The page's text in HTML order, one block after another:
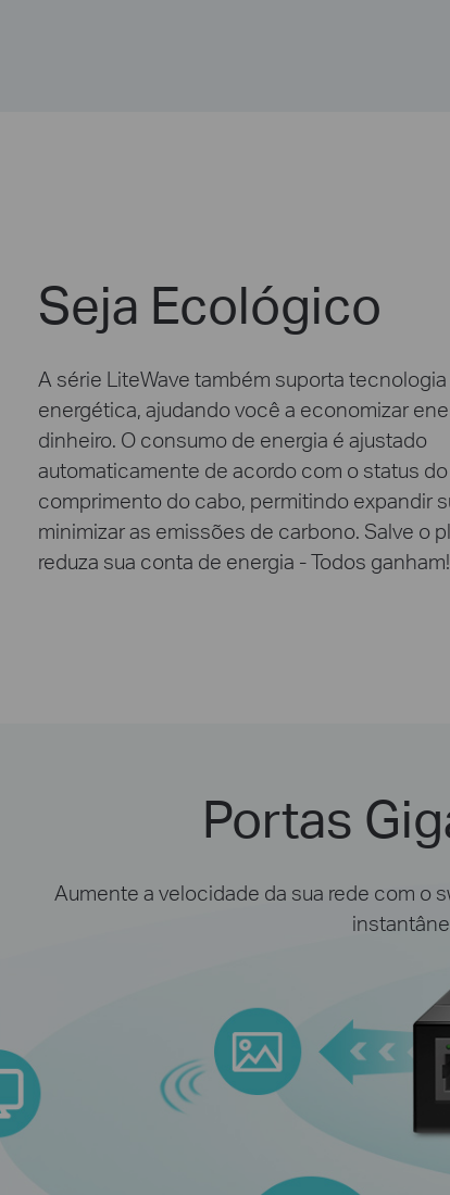
Seja Ecológico
A série LiteWave também suporta
energética, ajudando você a economizar
dinheiro. O consumo de energia é ajustado
automaticamente de acordo com o status do
comprimento do cabo, permitindo expandir
minimizar as emissões de carbono. Salve o
reduza sua conta de energia - Todos ganham!
Portas
Aumente a velocidade da sua rede com o